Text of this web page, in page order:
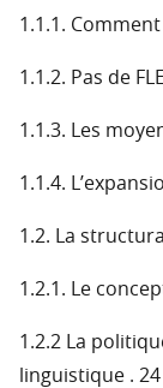
1.1.1.
1.1.2. Pas de
1.1.3. Les
1.1.4.
1.2. La
1.2.1. Le
1.2.2 La
linguistique . 24